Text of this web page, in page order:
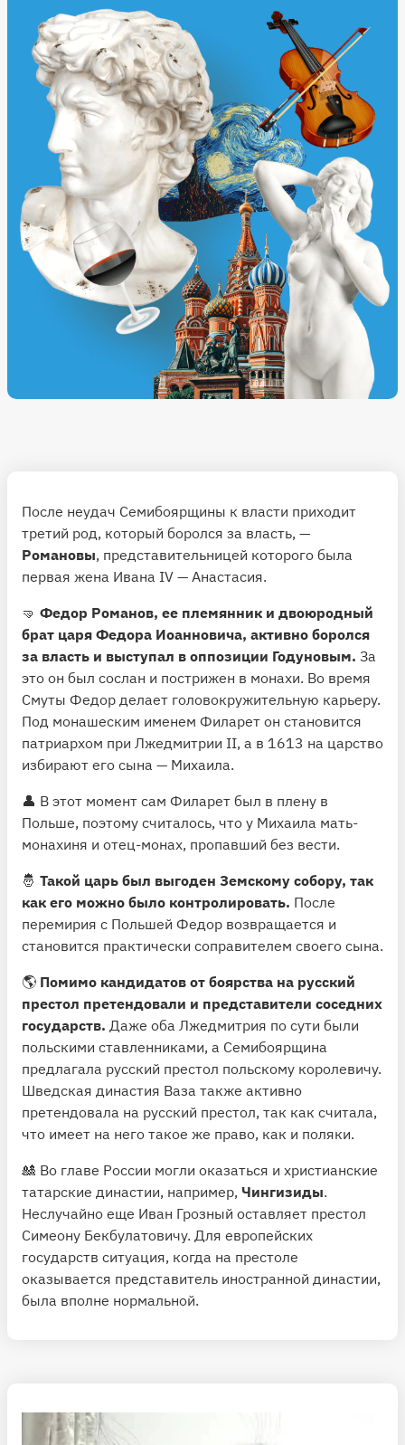
После неудач Семибоярщины к власти приходит
третий род, который боролся за власть, —
Романовы, представительницей которого была
первая жена Ивана IV — Анастасия.
🤜 Федор Романов, ее племянник и двоюродный
брат царя Федора Иоанновича, активно боролся
за власть и выступал в оппозиции Годуновым. За
это он был сослан и пострижен в монахи. Во время
Смуты Федор делает головокружительную карьеру.
Под монашеским именем Филарет он становится
патриархом при Лжедмитрии II, а в 1613 на царство
избирают его сына — Михаила.
👤 В этот момент сам Филарет был в плену в
Польше, поэтому считалось, что у Михаила мать-
монахиня и отец-монах, пропавший без вести.
🤴 Такой царь был выгоден Земскому собору, так
как его можно было контролировать. После
перемирия с Польшей Федор возвращается и
становится практически соправителем своего сына.
🌎 Помимо кандидатов от боярства на русский
престол претендовали и представители соседних
государств. Даже оба Лжедмитрия по сути были
польскими ставленниками, а Семибоярщина
предлагала русский престол польскому королевичу.
Шведская династия Ваза также активно
претендовала на русский престол, так как считала,
что имеет на него такое же право, как и поляки.
🎎 Во главе России могли оказаться и христианские
татарские династии, например, Чингизиды.
Неслучайно еще Иван Грозный оставляет престол
Симеону Бекбулатовичу. Для европейских
государств ситуация, когда на престоле
оказывается представитель иностранной династии,
была вполне нормальной.